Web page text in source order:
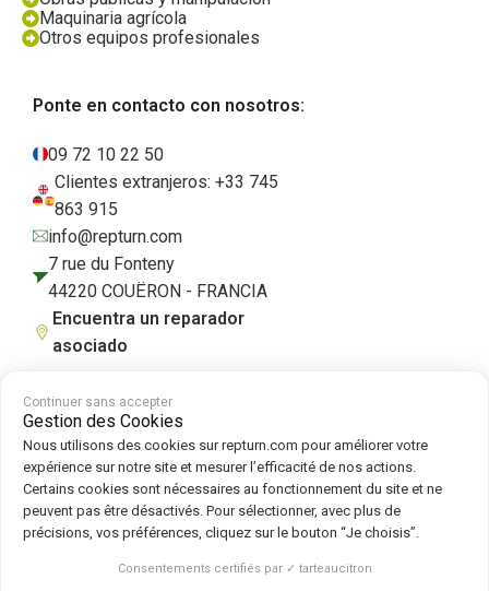
Maquinaria agrícola
Otros equipos profesionales
Ponte en contacto con nosotros:
09 72 10 22 50
Clientes extranjeros: +33 745
863 915
info@repturn.com
7 rue du Fonteny
44220 COUËRON - FRANCIA
Encuentra un reparador
asociado
Condiciones generales de venta Aviso legal Política de privacidad
Cookies|Política de cookies
Síguenos en :
Repturn 2026
Continuer sans accepter
Gestion des Cookies
Nous utilisons des cookies sur repturn.com pour améliorer votre
expérience sur notre site et mesurer l’efficacité de nos actions.
Certains cookies sont nécessaires au fonctionnement du site et ne
peuvent pas être désactivés. Pour sélectionner, avec plus de
précisions, vos préférences, cliquez sur le bouton “Je choisis”.
Consentements certifiés par ✓ tarteaucitron